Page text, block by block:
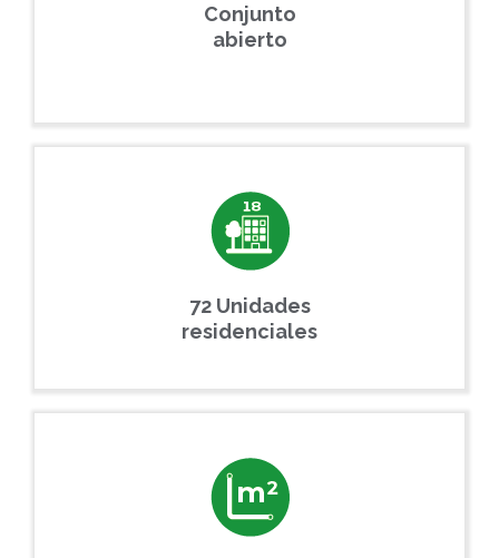
Conjunto
abierto
72 Unidades
residenciales